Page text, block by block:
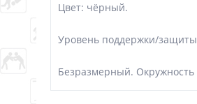
Цвет: чёрный.
Уровень поддержки/
Безразмерный. Окружность